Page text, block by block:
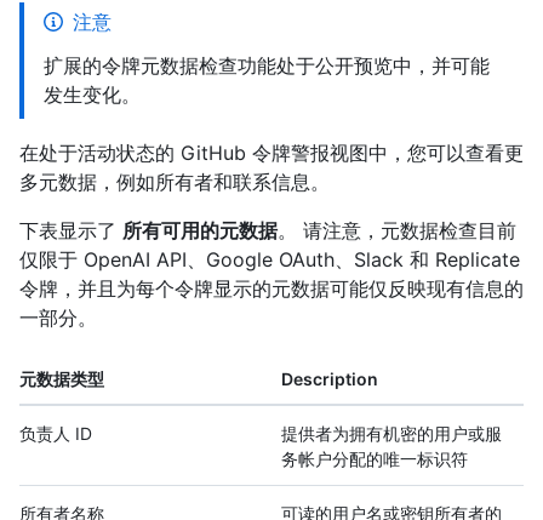
注意
扩展的令牌元数据检查功能处于公开预览中，并可能
发生变化。
在处于活动状态的 GitHub 令牌警报视图中，您可以查看更
多元数据，例如所有者和联系信息。
下表显示了 所有可用的元数据。 请注意，元数据检查目前
仅限于 OpenAI API、Google OAuth、Slack 和 Replicate
令牌，并且为每个令牌显示的元数据可能仅反映现有信息的
一部分。
元数据类型 Description
负责人 ID
提供者为拥有机密的用户或服
务帐户分配的唯一标识符
所有者名称
可读的用户名或密钥所有者的